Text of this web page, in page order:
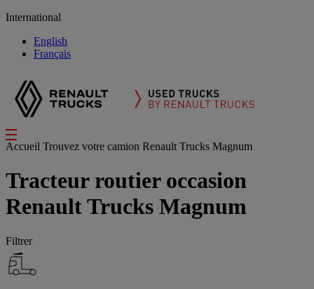
International
English
Français
Accueil Trouvez votre camion Renault Trucks Magnum
Tracteur routier occasion
Renault Trucks Magnum
Filtrer